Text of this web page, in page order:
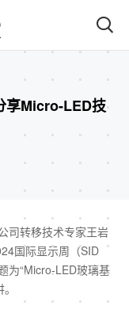
享Micro-LED技
司转移技术专家王岩
国际显示周（SID
为“Micro-LED玻璃基